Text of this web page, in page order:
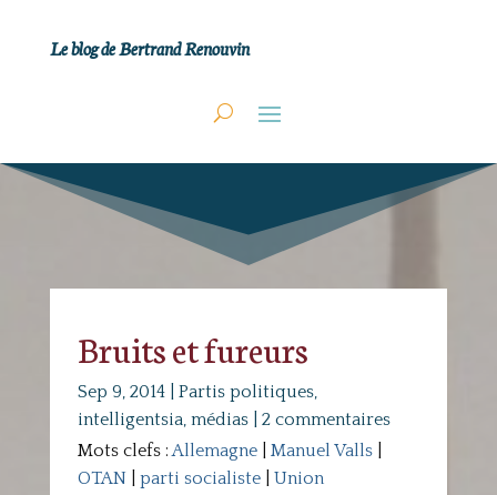
Le blog de Bertrand Renouvin
Bruits et fureurs
Sep 9, 2014| Partis politiques,
intelligentsia, médias| 2 commentaires
Mots clefs :Allemagne| Manuel Valls|
OTAN| parti socialiste| Union